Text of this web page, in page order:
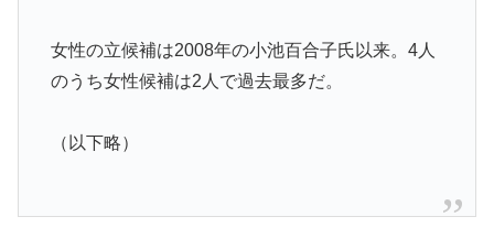
女性の立候補は2008年の小池百合子氏以来。4人
のうち女性候補は2人で過去最多だ。
（以下略）